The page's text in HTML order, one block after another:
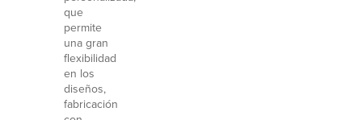
que
permite
una gran
flexibilidad
en los
diseños,
fabricación